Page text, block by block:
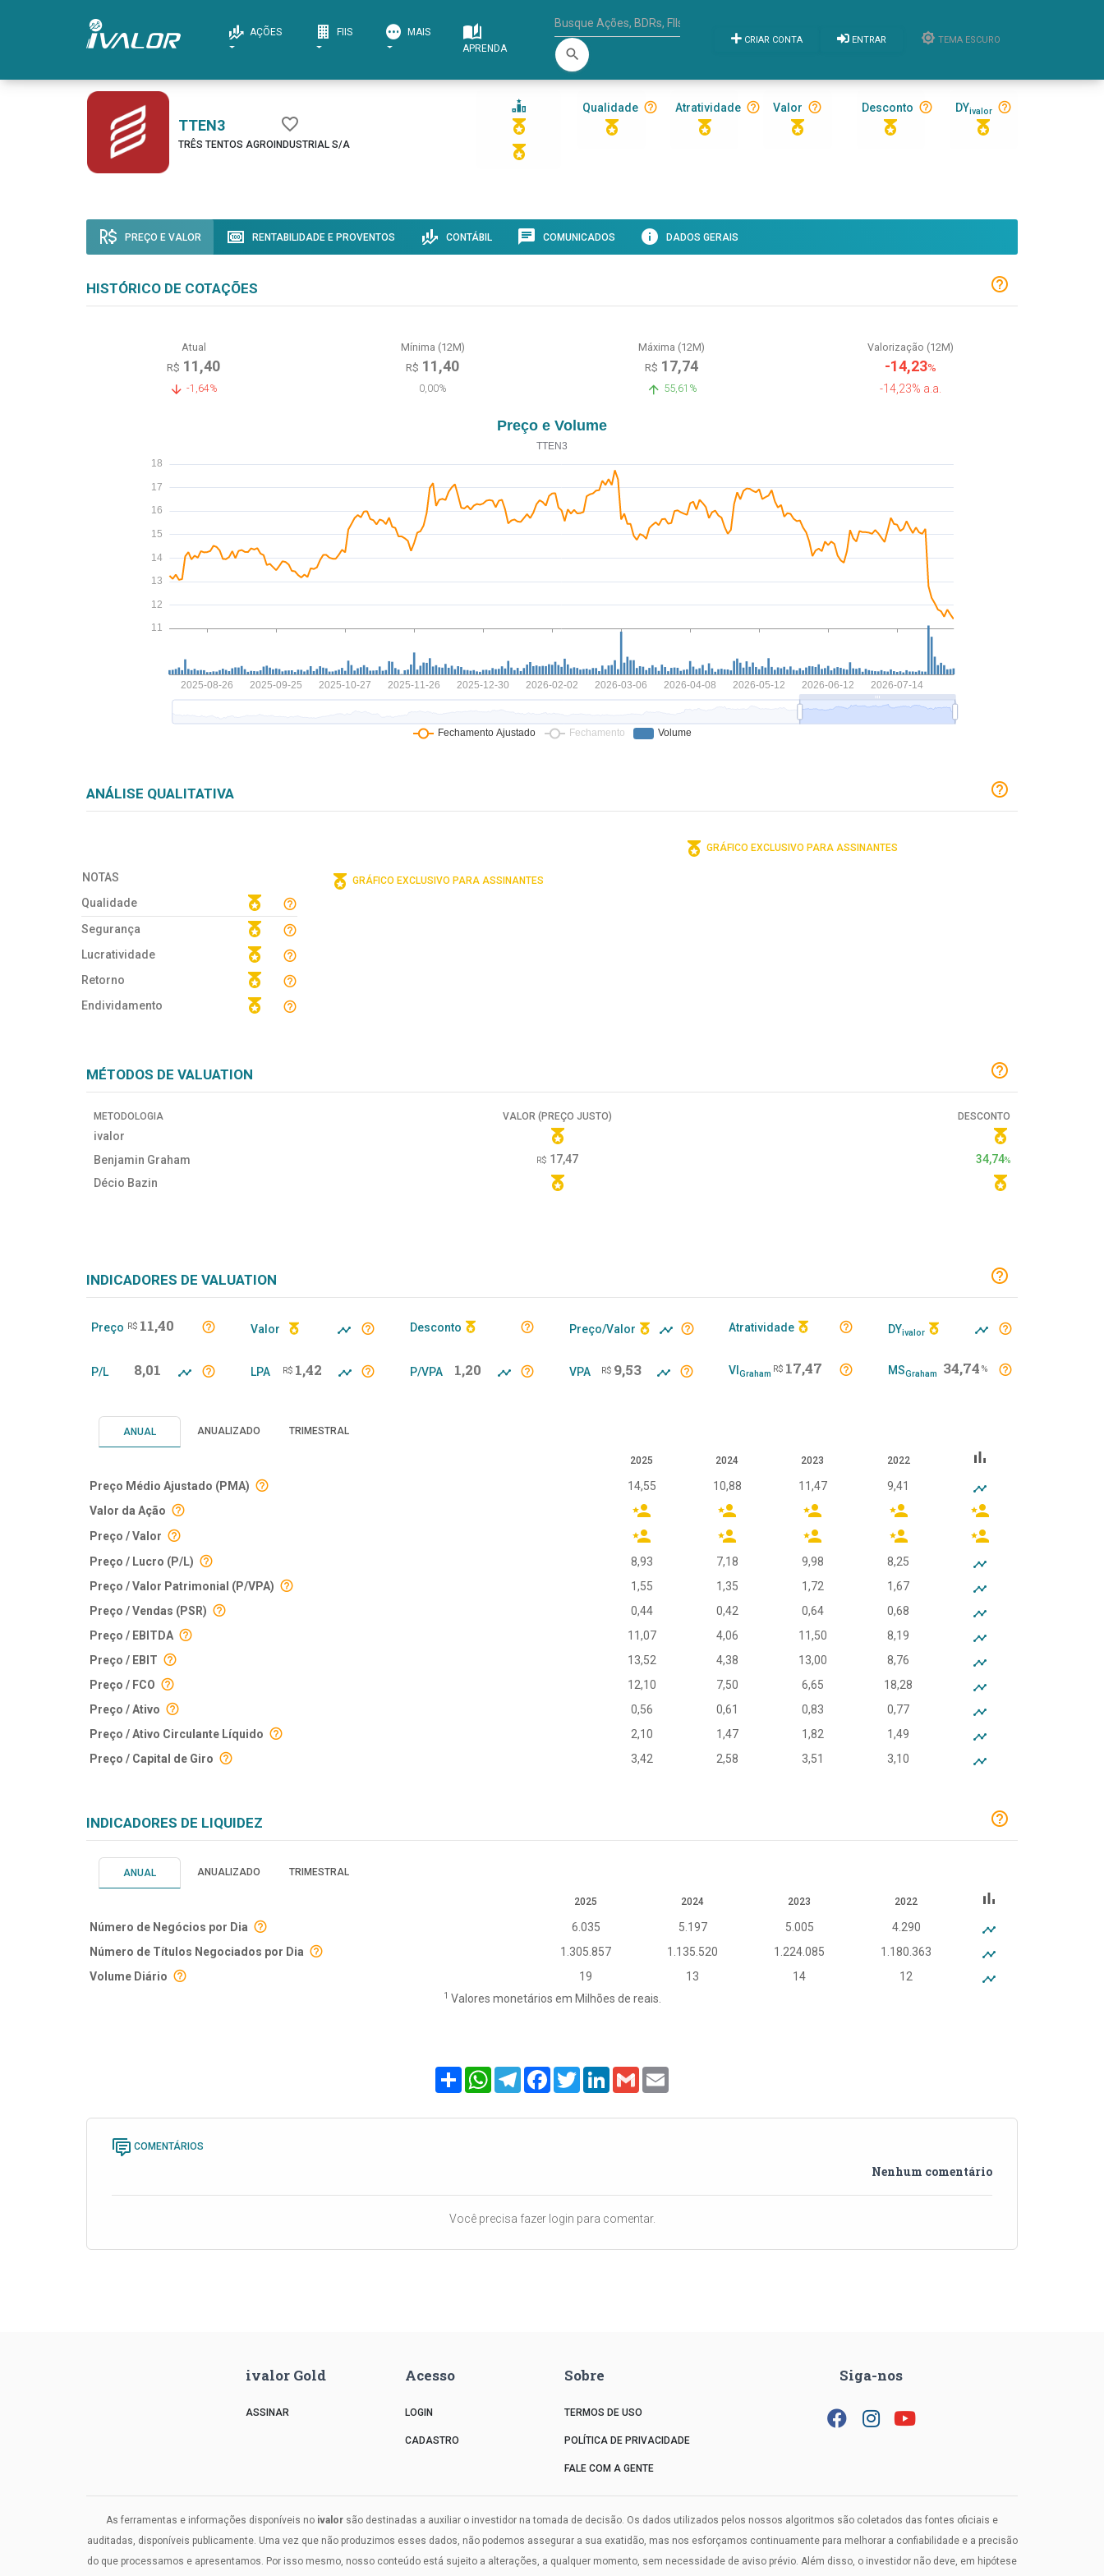
AÇÕES FIIS
MAIS
APRENDA
search
CRIAR CONTA ENTRAR TEMA ESCURO
TTEN3
TRÊS TENTOS AGROINDUSTRIAL S/A
Qualidade Atratividade Valor Desconto DYivalor
PREÇO E VALOR RENTABILIDADE E PROVENTOS CONTÁBIL COMUNICADOS DADOS GERAIS
HISTÓRICO DE COTAÇÕES
Atual
R$ 11,40
-1,64%
Mínima (12M)
R$ 11,40
0,00%
Máxima (12M)
R$ 17,74
55,61%
Valorização (12M)
-14,23%
-14,23% a.a.
ANÁLISE QUALITATIVA
NOTAS
Qualidade
Segurança
Lucratividade
Retorno
Endividamento
GRÁFICO EXCLUSIVO PARA ASSINANTES
GRÁFICO EXCLUSIVO PARA ASSINANTES
MÉTODOS DE VALUATION
METODOLOGIA VALOR (PREÇO JUSTO) DESCONTO
ivalor
Benjamin Graham
R$ 17,47 34,74%
Décio Bazin
INDICADORES DE VALUATION
Preço R$ 11,40 Valor Desconto Preço/Valor Atratividade DYivalor
P/L 8,01 LPA R$ 1,42 P/VPA 1,20 VPA R$ 9,53 VI Graham R$ 17,47 MSGraham 34,74 %
ANUAL ANUALIZADO TRIMESTRAL
2025 2024 2023 2022 bar_chart
Preço Médio Ajustado (PMA) 14,55 10,88 11,47
9,41
Valor da Ação
Preço / Valor
Preço / Lucro (P/L)
8,93 7,18 9,98
8,25
Preço / Valor Patrimonial (P/VPA)
1,55 1,35 1,72
1,67
Preço / Vendas (PSR)
0,44 0,42 0,64
0,68
Preço / EBITDA
11,07 4,06 11,50
8,19
Preço / EBIT
13,52 4,38 13,00
8,76
Preço / FCO
12,10 7,50 6,65
18,28
Preço / Ativo
0,56 0,61 0,83
0,77
Preço / Ativo Circulante Líquido
2,10 1,47 1,82
1,49
Preço / Capital de Giro
3,42 2,58 3,51 3,10
INDICADORES DE LIQUIDEZ
ANUAL ANUALIZADO TRIMESTRAL
2025 2024 2023 2022 bar_chart
Número de Negócios por Dia 6.035 5.197 5.005
4.290
Número de Títulos Negociados por Dia
1.305.857 1.135.520 1.224.085
1.180.363
Volume Diário
19 13 14 12
1 Valores monetários em Milhões de reais.
ShareWhatsAppTelegramFacebook
TwitterLinkedInGmail
COMENTÁRIOS
Nenhum comentário
Você precisa fazer login para comentar.
ivalor Gold
ASSINAR
Acesso
LOGIN
CADASTRO
Sobre
TERMOS DE USO
POLÍTICA DE PRIVACIDADE
FALE COM A GENTE
Siga-nos
As ferramentas e informações disponíveis no ivalor são destinadas a auxiliar o investidor na tomada de decisão. Os dados utilizados pelos nossos algoritmos são coletados das fontes oficiais e
auditadas, disponíveis publicamente. Uma vez que não produzimos esses dados, não podemos assegurar a sua exatidão, mas nos esforçamos continuamente para melhorar a confiabilidade e a precisão
do que processamos e apresentamos. Por isso mesmo, nosso conteúdo está sujeito a alterações, a qualquer momento, sem necessidade de aviso prévio. Além disso, o investidor não deve, em hipótese